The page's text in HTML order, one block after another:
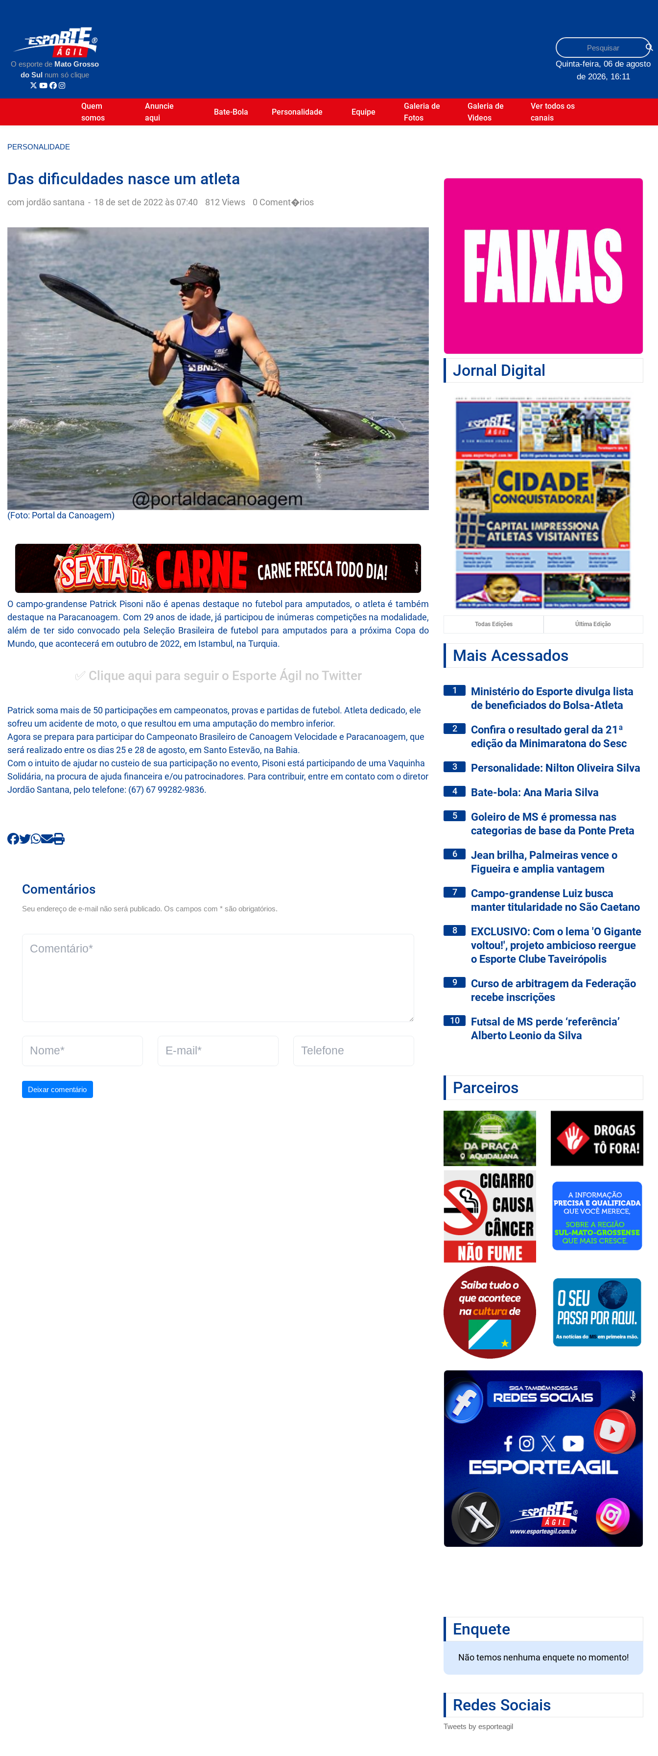
O esporte de Mato Grosso
do Sul num só clique
Quinta-feira, 06 de agosto
de 2026, 16:11
Quem
somos
Anuncie
aqui
Bate-Bola Personalidade Equipe
Galeria de
Fotos
Galeria de
Videos
Ver todos os
canais
PERSONALIDADE
Das dificuldades nasce um atleta
com jordão santana - 18 de set de 2022 às 07:40 812 Views 0 Coment�rios
(Foto: Portal da Canoagem)
O campo-grandense Patrick Pisoni não é apenas destaque no futebol para amputados, o atleta é também
destaque na Paracanoagem. Com 29 anos de idade, já participou de inúmeras competições na modalidade,
além de ter sido convocado pela Seleção Brasileira de futebol para amputados para a próxima Copa do
Mundo, que acontecerá em outubro de 2022, em Istambul, na Turquia.
✅ Clique aqui para seguir o Esporte Ágil no Twitter
Patrick soma mais de 50 participações em campeonatos, provas e partidas de futebol. Atleta dedicado, ele
sofreu um acidente de moto, o que resultou em uma amputação do membro inferior.
Agora se prepara para participar do Campeonato Brasileiro de Canoagem Velocidade e Paracanoagem, que
será realizado entre os dias 25 e 28 de agosto, em Santo Estevão, na Bahia.
Com o intuito de ajudar no custeio de sua participação no evento, Pisoni está participando de uma Vaquinha
Solidária, na procura de ajuda financeira e/ou patrocinadores. Para contribuir, entre em contato com o diretor
Jordão Santana, pelo telefone: (67) 67 99282-9836.
Comentários
Seu endereço de e-mail não será publicado. Os campos com * são obrigatórios.
Deixar comentário
Jornal Digital
Todas Edições Última Edição
Mais Acessados
1
Ministério do Esporte divulga lista
de beneficiados do Bolsa-Atleta
2
Confira o resultado geral da 21ª
edição da Minimaratona do Sesc
3 Personalidade: Nilton Oliveira Silva
4 Bate-bola: Ana Maria Silva
5
Goleiro de MS é promessa nas
categorias de base da Ponte Preta
6
Jean brilha, Palmeiras vence o
Figueira e amplia vantagem
7
Campo-grandense Luiz busca
manter titularidade no São Caetano
8
EXCLUSIVO: Com o lema 'O Gigante
voltou!', projeto ambicioso reergue
o Esporte Clube Taveirópolis
9
Curso de arbitragem da Federação
recebe inscrições
10
Futsal de MS perde ‘referência’
Alberto Leonio da Silva
Parceiros
Enquete
Não temos nenhuma enquete no momento!
Redes Sociais
Tweets by esporteagil